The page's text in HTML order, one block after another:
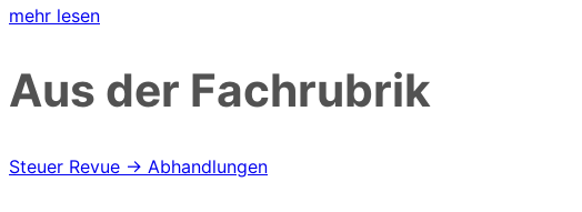
mehr lesen
Aus der Fachrubrik
Steuer Revue → Abhandlungen